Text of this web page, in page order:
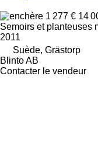
1 277 € 14
Semoirs et planteuses
2011
Suède, Grästorp
Blinto AB
Contacter le vendeur